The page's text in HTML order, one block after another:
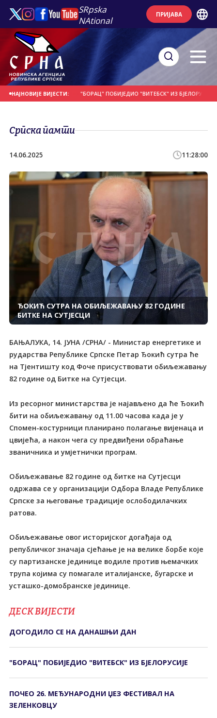
SRpska
NAtional
ПРИЈАВА
НАЈНОВИЈЕ ВИЈЕСТИ:
НА ДАНАШЊИ ДАН "БОРАЦ" ПОБИЈЕДИО "ВИТЕБСК" ИЗ БЈЕЛОРУСИЈЕ
Српска памти
14.06.2025 11:28:00
ЂОКИЋ СУТРА НА ОБИЉЕЖАВАЊУ 82 ГОДИНЕ
БИТКЕ НА СУТЈЕСЦИ
БАЊАЛУКА, 14. ЈУНА /СРНА/ - Министар енергетике и
рударства Републике Српске Петар Ђокић сутра ће
на Тјентишту код Фоче присуствовати обиљежавању
82 године од Битке на Сутјесци.
Из ресорног министарства је најављено да ће Ђокић
бити на обиљежавању од 11.00 часова када је у
Спомен-костурници планирано полагање вијенаца и
цвијећа, а након чега су предвиђени обраћање
званичника и умјетнички програм.
Обиљежавање 82 године од битке на Сутјесци
одржава се у организацији Одбора Владе Републике
Српске за његовање традиције ослободилачких
ратова.
Обиљежавање овог историјског догађаја од
републичког значаја сјећање је на велике борбе које
су партизанске јединице водиле против њемачких
трупа којима су помагале италијанске, бугарске и
усташко-домобранске јединице.
ДЕСК ВИЈЕСТИ
ДОГОДИЛО СЕ НА ДАНАШЊИ ДАН
"БОРАЦ" ПОБИЈЕДИО "ВИТЕБСК" ИЗ БЈЕЛОРУСИЈЕ
ПОЧЕО 26. МЕЂУНАРОДНИ ЏЕЗ ФЕСТИВАЛ НА
ЗЕЛЕНКОВЦУ